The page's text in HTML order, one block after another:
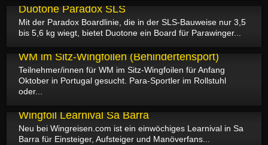
Duotone Paradox SLS
Mit der Paradox Boardlinie, die in der SLS-Bauweise nur 3,5
bis 5,6 kg wiegt, bietet Duotone ein Board für Parawinger...
WM im Sitz-Wingfoilen (Behindertensport)
Teilnehmer/innen für WM im Sitz-Wingfoilen für Anfang
Oktober in Portugal gesucht. Para-Sportler im Rollstuhl
oder...
Wingfoil Learnival Sa Barra
Neu bei Wingreisen.com ist ein einwöchiges Learnival in Sa
Barra für Einsteiger, Aufsteiger und Manöverfans...